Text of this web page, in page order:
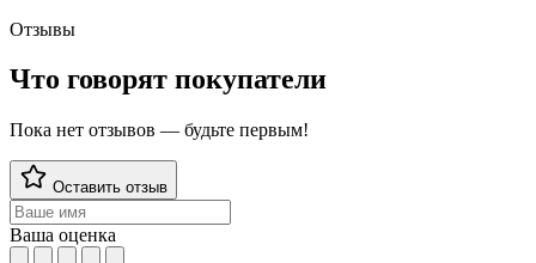
Отзывы
Что говорят покупатели
Пока нет отзывов — будьте первым!
Оставить отзыв
Ваша оценка